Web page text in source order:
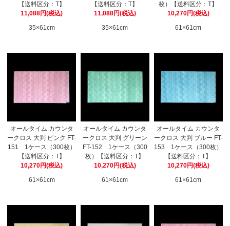
【送料区分：T】
11,088円(税込)
35×61cm
【送料区分：T】
11,088円(税込)
35×61cm
枚）【送料区分：T】
10,270円(税込)
61×61cm
オールタイム カウンタ
ークロス 大判 ピンク FT-
151 1ケース（300枚）
【送料区分：T】
10,270円(税込)
61×61cm
オールタイム カウンタ
ークロス 大判 グリーン
FT-152 1ケース（300
枚）【送料区分：T】
10,270円(税込)
61×61cm
オールタイム カウンタ
ークロス 大判 ブルー FT-
153 1ケース（300枚）
【送料区分：T】
10,270円(税込)
61×61cm